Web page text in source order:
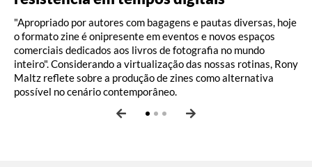
"Apropriado por autores com bagagens e pautas diversas, hoje
o formato zine é onipresente em eventos e novos espaços
comerciais dedicados aos livros de fotografia no mundo
inteiro". Considerando a virtualização das nossas rotinas, Rony
Maltz reflete sobre a produção de zines como alternativa
possível no cenário contemporâneo.